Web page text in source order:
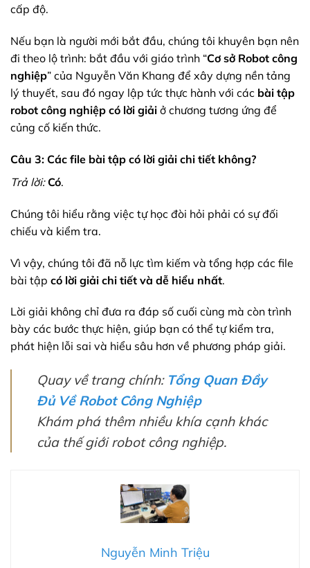
cấp độ.
Nếu bạn là người mới bắt đầu, chúng tôi khuyên bạn nên
đi theo lộ trình: bắt đầu với giáo trình “Cơ sở Robot công
nghiệp” của Nguyễn Văn Khang để xây dựng nền tảng
lý thuyết, sau đó ngay lập tức thực hành với các bài tập
robot công nghiệp có lời giải ở chương tương ứng để
củng cố kiến thức.
Câu 3: Các file bài tập có lời giải chi tiết không?
Trả lời: Có.
Chúng tôi hiểu rằng việc tự học đòi hỏi phải có sự đối
chiếu và kiểm tra.
Vì vậy, chúng tôi đã nỗ lực tìm kiếm và tổng hợp các file
bài tập có lời giải chi tiết và dễ hiểu nhất.
Lời giải không chỉ đưa ra đáp số cuối cùng mà còn trình
bày các bước thực hiện, giúp bạn có thể tự kiểm tra,
phát hiện lỗi sai và hiểu sâu hơn về phương pháp giải.
Quay về trang chính: Tổng Quan Đầy
Đủ Về Robot Công Nghiệp
Khám phá thêm nhiều khía cạnh khác
của thế giới robot công nghiệp.
Nguyễn Minh Triệu